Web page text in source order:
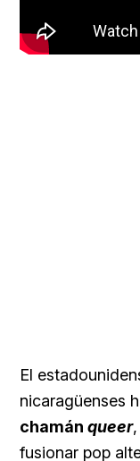
El
nicaragüenses
chamán queer
fusionar pop